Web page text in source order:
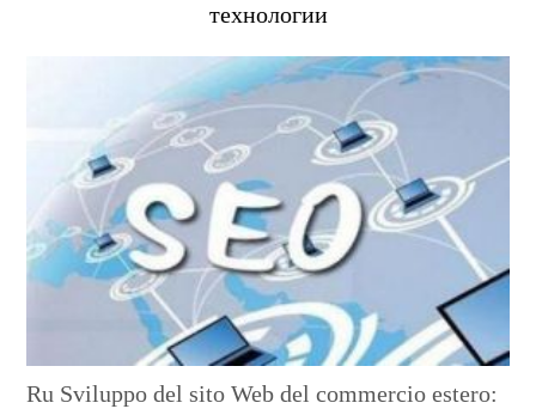
технологии
Ru Sviluppo del sito Web del commercio estero: